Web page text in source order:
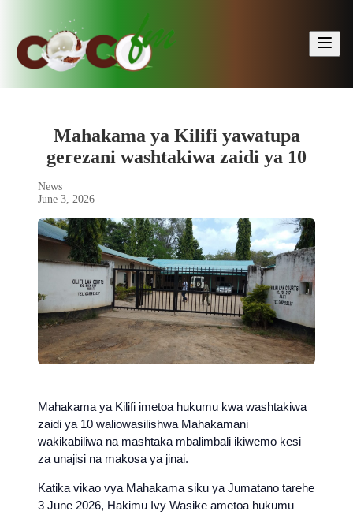
Mahakama ya Kilifi yawatupa
gerezani washtakiwa zaidi ya 10
News
June 3, 2026
Mahakama ya Kilifi imetoa hukumu kwa washtakiwa
zaidi ya 10 waliowasilishwa Mahakamani
wakikabiliwa na mashtaka mbalimbali ikiwemo kesi
za unajisi na makosa ya jinai.
Katika vikao vya Mahakama siku ya Jumatano tarehe
3 June 2026, Hakimu Ivy Wasike ametoa hukumu